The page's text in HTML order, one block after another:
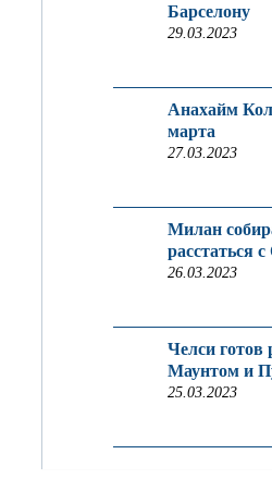
Барселону
29.03.2023
Анахайм
марта
27.03.2023
Милан
расстаться
26.03.2023
Челси готов
Маунтом и
25.03.2023